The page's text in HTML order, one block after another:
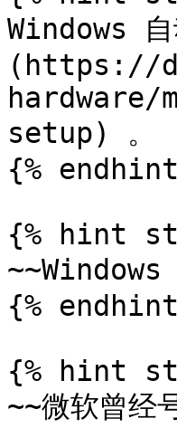
Windows
(https://
hardware/
setup) 。
{%
{% hint
{%
{% hint
~~微软曾